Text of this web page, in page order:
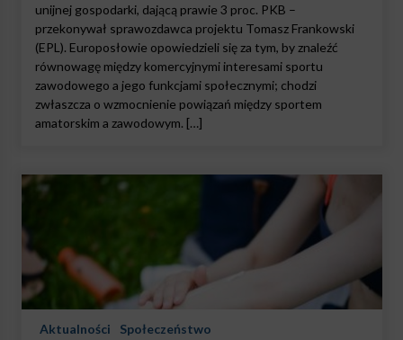
unijnej gospodarki, dającą prawie 3 proc. PKB –
przekonywał sprawozdawca projektu Tomasz Frankowski
(EPL). Europosłowie opowiedzieli się za tym, by znaleźć
równowagę między komercyjnymi interesami sportu
zawodowego a jego funkcjami społecznymi; chodzi
zwłaszcza o wzmocnienie powiązań między sportem
amatorskim a zawodowym. […]
Aktualności Społeczeństwo